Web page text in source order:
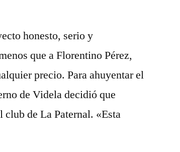
honesto, serio y
que a Florentino Pérez,
precio. Para ahuyentar el
de Videla decidió que
de La Paternal. «Esta